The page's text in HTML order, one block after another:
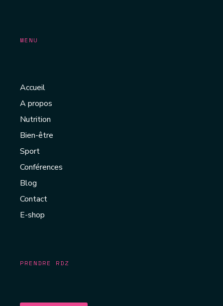
MENU
Accueil
A propos
Nutrition
Bien-être
Sport
Conférences
Blog
Contact
E-shop
PRENDRE RDZ